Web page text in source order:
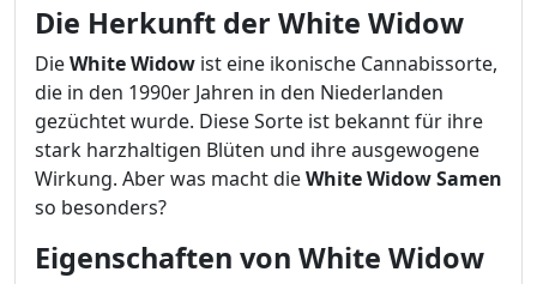
Die Herkunft der White Widow
DieWhite Widow ist eine ikonische Cannabissorte,
die in den 1990er Jahren in den Niederlanden
gezüchtet wurde. Diese Sorte ist bekannt für ihre
stark harzhaltigen Blüten und ihre ausgewogene
Wirkung. Aber was macht dieWhite Widow Samen
so besonders?
Eigenschaften von White Widow